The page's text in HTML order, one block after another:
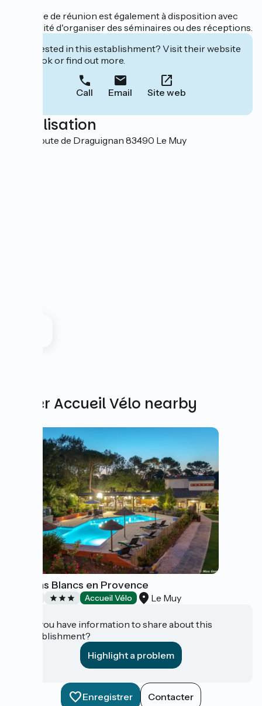
Une salle de réunion est également à disposition avec
possibilité d'organiser des séminaires ou des réceptions.
Interested in this establishment? Visit their website
to book or find out more.
Call Email Site web
Localisation
2469 Route de Draguignan 83490 Le Muy
Other Accueil Vélo nearby
Les Pins Blancs en Provence
Accueil Vélo Le Muy
Do you have information to share about this
establishment?
Highlight a problem
Enregistrer Contacter